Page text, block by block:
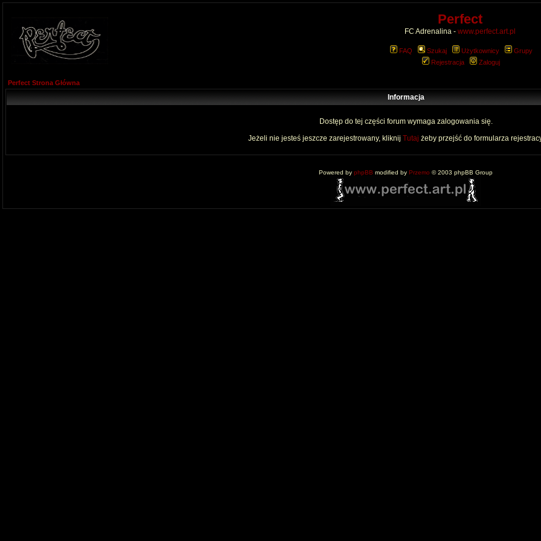
Perfect
FC Adrenalina - www.perfect.art.pl
FAQ Szukaj Użytkownicy
Grupy
Rejestracja
Zaloguj
Perfect Strona Główna
Informacja
Dostęp do tej części forum wymaga zalogowania się.
Jeżeli nie jesteś jeszcze zarejestrowany, kliknij Tutaj żeby przejść do formularza
Powered by phpBB modified by Przemo © 2003 phpBB Group